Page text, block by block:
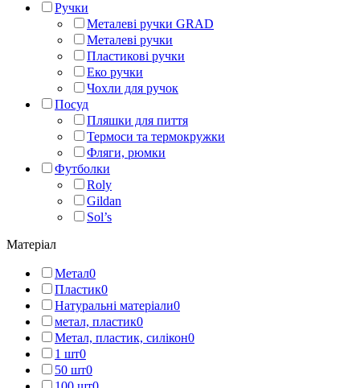
Ручки
Металеві ручки GRAD
Металеві ручки
Пластикові ручки
Еко ручки
Чохли для ручок
Посуд
Пляшки для пиття
Термоси та термокружки
Фляги, рюмки
Футболки
Roly
Gildan
Sol’s
Матеріал
Метал0
Пластик0
Натуральні матеріали0
метал, пластик0
Метал, пластик, силікон0
1 шт0
50 шт0